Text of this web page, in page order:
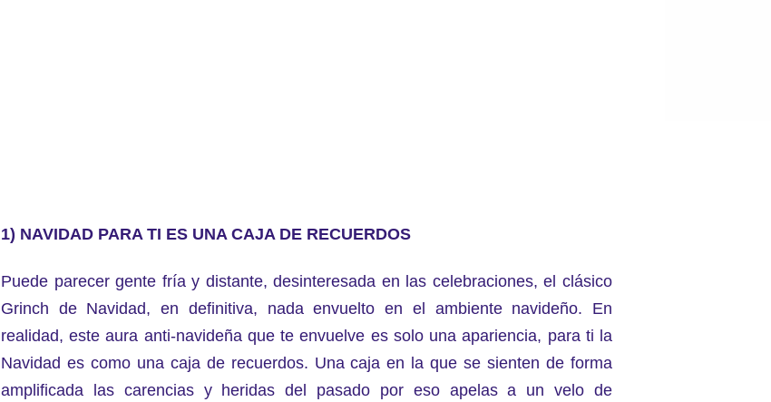
1) NAVIDAD PARA TI ES UNA CAJA DE RECUERDOS
Puede parecer gente fría y distante, desinteresada en las celebraciones, el clásico
Grinch de Navidad, en definitiva, nada envuelto en el ambiente navideño. En
realidad, este aura anti-navideña que te envuelve es solo una apariencia, para ti la
Navidad es como una caja de recuerdos. Una caja en la que se sienten de forma
amplificada las carencias y heridas del pasado por eso apelas a un velo de